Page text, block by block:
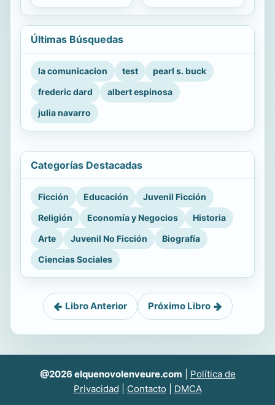
Últimas Búsquedas
la comunicacion test
pearl s. buck
frederic dard
albert espinosa
julia navarro
Categorías Destacadas
Ficción Educación
Juvenil Ficción
Religión
Economía y Negocios
Historia
Arte
Juvenil No Ficción
Biografía
Ciencias Sociales
Libro Anterior Próximo Libro
@2026 elquenovolenveure.com
Política de
Privacidad
Contacto DMCA